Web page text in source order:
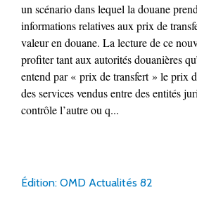
un scénario dans lequel la douane
informations relatives aux prix de
valeur en douane. La lecture de ce
profiter tant aux autorités douanières
entend par « prix de transfert » le prix
des services vendus entre des entités
contrôle l’autre ou q...
Édition: OMD Actualités 82